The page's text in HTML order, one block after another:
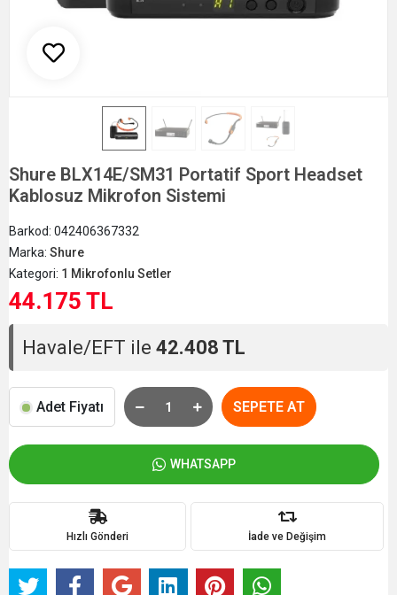
Shure BLX14E/SM31 Portatif Sport Headset
Kablosuz Mikrofon Sistemi
Barkod: 042406367332
Marka: Shure
Kategori: 1 Mikrofonlu Setler
44.175 TL
Havale/EFT ile 42.408 TL
Adet Fiyatı SEPETE AT
WHATSAPP
Hızlı Gönderi İade ve Değişim